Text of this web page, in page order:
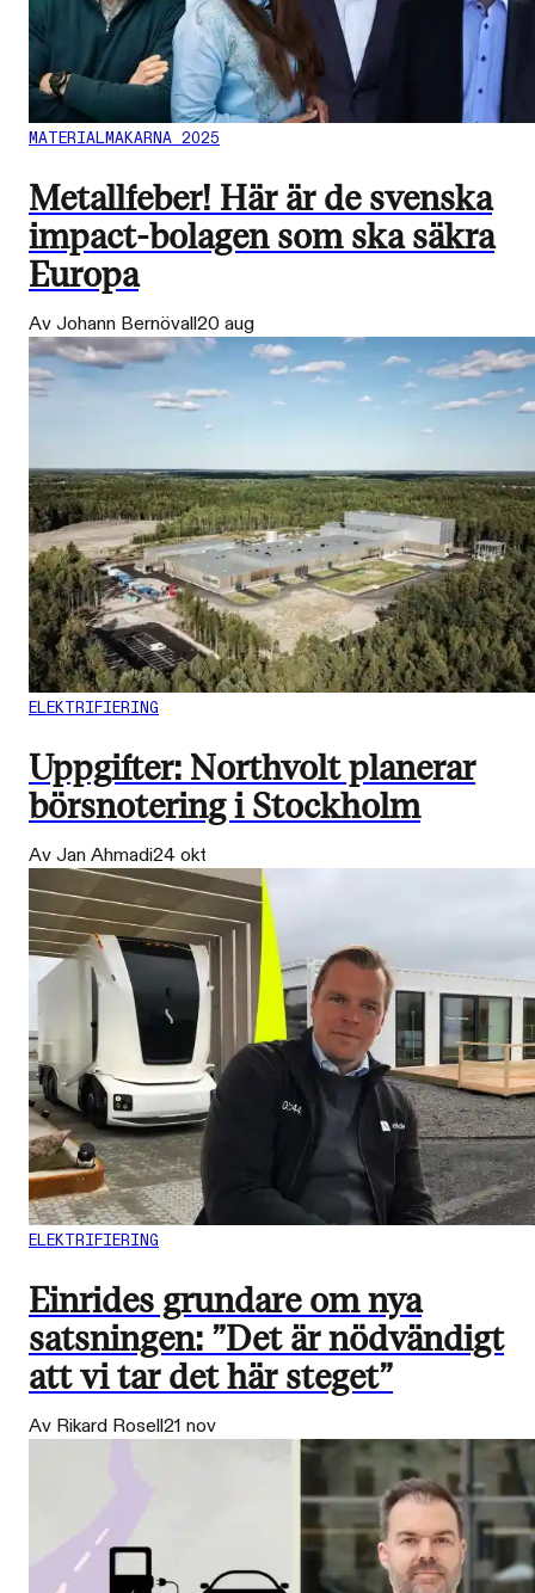
MATERIALMAKARNA 2025
Metallfeber! Här är de svenska
impact-bolagen som ska säkra
Europa
Av Johann Bernövall20 aug
ELEKTRIFIERING
Uppgifter: Northvolt planerar
börsnotering i Stockholm
Av Jan Ahmadi24 okt
ELEKTRIFIERING
Einrides grundare om nya
satsningen: ”Det är nödvändigt
att vi tar det här steget”
Av Rikard Rosell21 nov